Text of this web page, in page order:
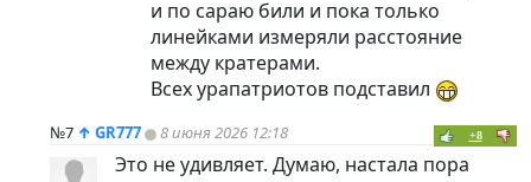
и по сараю били и пока только
линейками измеряли расстояние
между кратерами.
Всех урапатриотов подставил
№7 ↑ GR777 8 июня 2026 12:18 +8
Это не удивляет. Думаю, настала пора